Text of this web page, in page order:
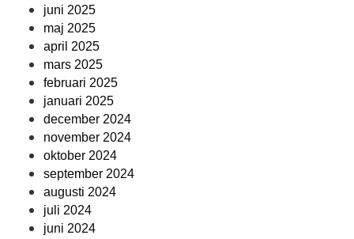
juni 2025
maj 2025
april 2025
mars 2025
februari 2025
januari 2025
december 2024
november 2024
oktober 2024
september 2024
augusti 2024
juli 2024
juni 2024